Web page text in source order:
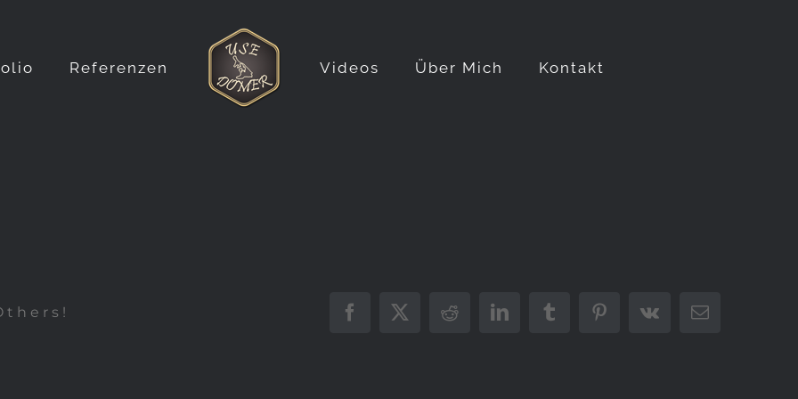
Referenzen Videos Über Mich Kontakt
Facebook
X Reddit LinkedInTumblrPinterest
Vk
E-